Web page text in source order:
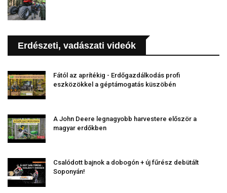
Erdészeti, vadászati videók
Fától az aprítékig - Erdőgazdálkodás profi
eszközökkel a géptámogatás küszöbén
A John Deere legnagyobb harvestere először a
magyar erdőkben
Csalódott bajnok a dobogón + új fűrész debütált
Soponyán!